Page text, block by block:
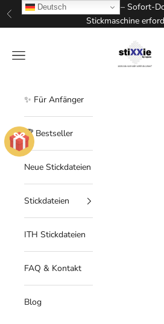
Zum Inhalt springen
Zurück
📥 Digitale Stickdateien – Sofort-
Stickmaschine
STIXXIE LLC
Menü
✨ Für Anfänger
🏆 Bestseller
Neue Stickdateien
Stickdateien
ITH Stickdateien
FAQ & Kontakt
Blog
Deutsch